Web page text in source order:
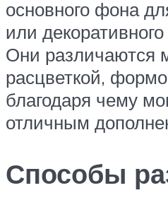
основного фона
или
Они различаются
расцветкой,
благодаря чему
отличным
Способы